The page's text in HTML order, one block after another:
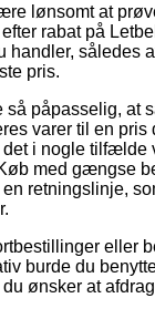
lønsomt at
rabat på
handler, således
pris.
påpasselig, at
varer til en pris
det i nogle tilfælde
med gængse
retningslinje,
eller
burde du
ønsker at